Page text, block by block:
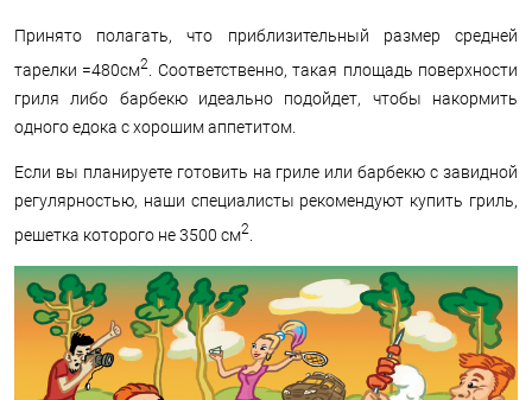
Принято полагать, что приблизительный размер средней
тарелки =480см2 . Соответственно, такая площадь поверхности
гриля либо барбекю идеально подойдет, чтобы накормить
одного едока с хорошим аппетитом.
Если вы планируете готовить на гриле или барбекю с завидной
регулярностью, наши специалисты рекомендуют купить гриль,
решетка которого не 3500 см2